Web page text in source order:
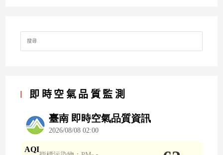
Search
for:
即時空氣品質監測